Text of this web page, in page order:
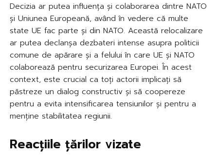
Decizia ar putea influența și colaborarea dintre NATO
și Uniunea Europeană, având în vedere că multe
state UE fac parte și din NATO. Această relocalizare
ar putea declanșa dezbateri intense asupra politicii
comune de apărare și a felului în care UE și NATO
colaborează pentru securizarea Europei. În acest
context, este crucial ca toți actorii implicați să
păstreze un dialog constructiv și să coopereze
pentru a evita intensificarea tensiunilor și pentru a
menține stabilitatea regiunii.
Reacțiile țărilor vizate